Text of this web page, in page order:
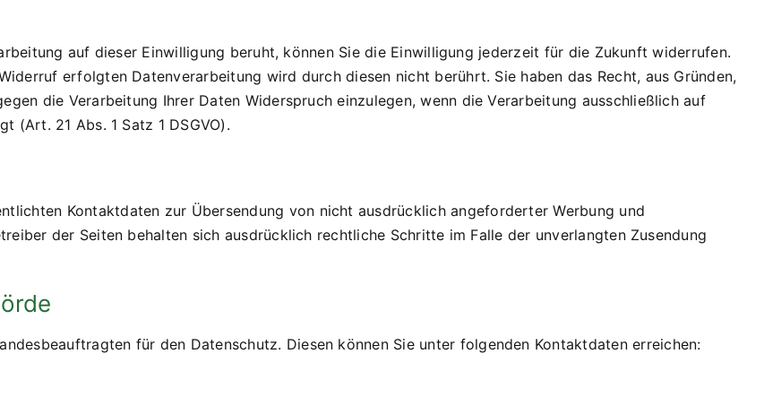
auf dieser Einwilligung beruht, können Sie die Einwilligung jederzeit für die Zukunft widerrufen.
erfolgten Datenverarbeitung wird durch diesen nicht berührt. Sie haben das Recht, aus Gründen,
die Verarbeitung Ihrer Daten Widerspruch einzulegen, wenn die Verarbeitung ausschließlich auf
(Art. 21 Abs. 1 Satz 1 DSGVO).
Kontaktdaten zur Übersendung von nicht ausdrücklich angeforderter Werbung und
der Seiten behalten sich ausdrücklich rechtliche Schritte im Falle der unverlangten Zusendung
für den Datenschutz. Diesen können Sie unter folgenden Kontaktdaten erreichen: